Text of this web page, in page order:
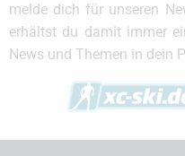
melde dich für unseren
erhältst du damit immer
News und Themen in dein